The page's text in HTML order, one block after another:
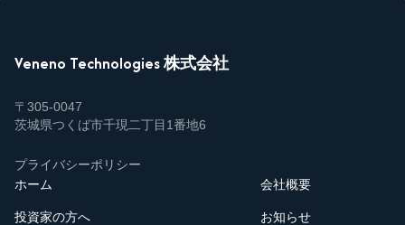
Veneno Technologies 株式会社
〒305-0047
茨城県つくば市千現二丁目1番地6
プライバシーポリシー
ホーム
投資家の方へ
会社概要
お知らせ